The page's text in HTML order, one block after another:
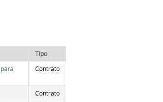
Tipo
Contrato
Contrato